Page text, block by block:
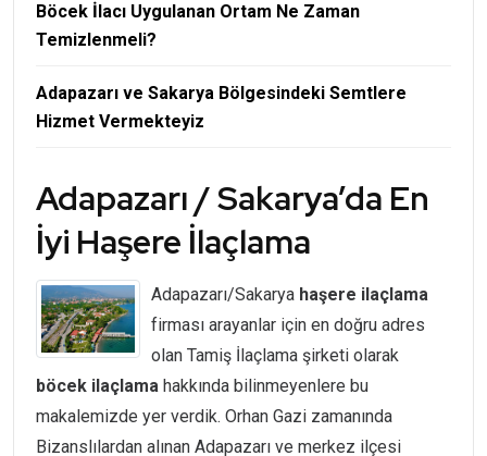
Böcek İlacı Uygulanan Ortam Ne Zaman
Temizlenmeli?
Adapazarı ve Sakarya Bölgesindeki Semtlere
Hizmet Vermekteyiz
Adapazarı / Sakarya’da En
İyi Haşere İlaçlama
Adapazarı/Sakarya haşere ilaçlama
firması arayanlar için en doğru adres
olan Tamiş İlaçlama şirketi olarak
böcek ilaçlama hakkında bilinmeyenlere bu
makalemizde yer verdik. Orhan Gazi zamanında
Bizanslılardan alınan Adapazarı ve merkez ilçesi